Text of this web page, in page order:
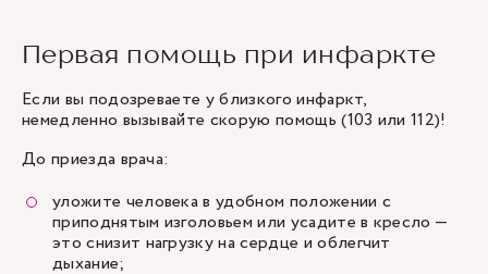
Первая помощь при инфаркте
Если вы подозреваете у близкого инфаркт,
немедленно вызывайте скорую помощь (103 или 112)!
До приезда врача:
уложите человека в удобном положении с
приподнятым изголовьем или усадите в кресло —
это снизит нагрузку на сердце и облегчит
дыхание;